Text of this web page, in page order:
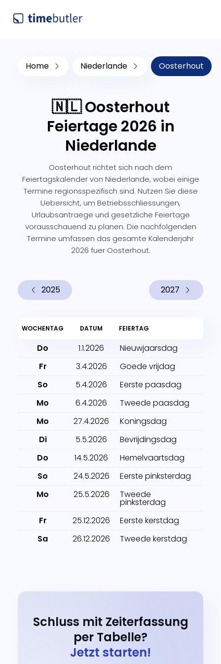
Home Niederlande Oosterhout
🇳🇱 Oosterhout
Feiertage 2026 in
Niederlande
Oosterhout richtet sich nach dem
Feiertagskalender von Niederlande, wobei einige
Termine regionsspezifisch sind. Nutzen Sie diese
Uebersicht, um Betriebsschliessungen,
Urlaubsantraege und gesetzliche Feiertage
vorausschauend zu planen. Die nachfolgenden
Termine umfassen das gesamte Kalenderjahr
2026 fuer Oosterhout.
2025 2027
WOCHENTAG DATUM FEIERTAG
Do 1.1.2026
Nieuwjaarsdag
Fr
3.4.2026
Goede vrijdag
So
5.4.2026
Eerste paasdag
Mo
6.4.2026
Tweede paasdag
Mo
27.4.2026
Koningsdag
Di
5.5.2026
Bevrijdingsdag
Do
14.5.2026
Hemelvaartsdag
So
24.5.2026
Eerste pinksterdag
Mo
25.5.2026 Tweede
pinksterdag
Fr
25.12.2026
Eerste kerstdag
Sa
26.12.2026 Tweede kerstdag
Schluss mit Zeiterfassung
per Tabelle?
Jetzt starten!